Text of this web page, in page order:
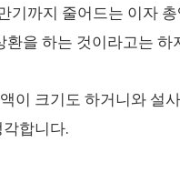
기까지 줄어드는 이자
환을 하는 것이라고는 하
이 크기도 하거니와 설
합니다.